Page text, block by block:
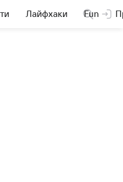
Лайфхаки Fun